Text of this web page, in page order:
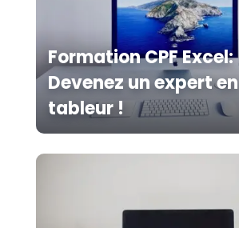
Formation CPF Excel:
Devenez un expert en
tableur !